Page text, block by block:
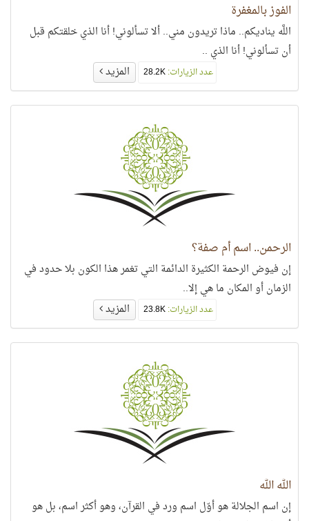
الفوز بالمغفرة
اللَّه يناديكم.. ماذا تريدون مني.. ألا تسألوني! أنا الذي خلقتكم قبل
أن تسألوني! أنا الذي ..
عدد الزيارات:28.2K المزيد
الرحمن.. اسم أم صفة؟
إن فيوض الرحمة الكثيرة الدائمة التي تغمر هذا الكون بلا حدود في
الزمان أو المكان ما هي إلا..
عدد الزيارات:23.8K المزيد
الله الله
إن اسم الجلالة هو أوّل اسم ورد في القرآن، وهو أكثر اسم، بل هو